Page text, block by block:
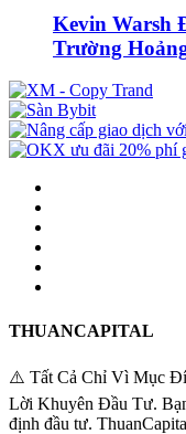
Kevin Warsh
Trường
THUANCAPITAL
⚠️ Tất Cả Chỉ Vì Mục
Lời Khuyên Đầu Tư.
định đầu tư.